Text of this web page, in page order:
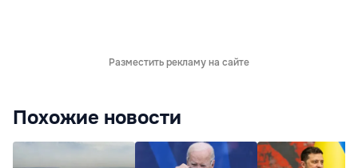
Разместить рекламу на сайте
Похожие новости